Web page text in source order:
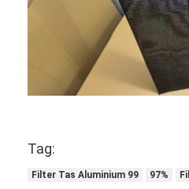
Filter Tas Aluminium
Filter Kantong Debu
Mesin Lipat Origami
Filter udara Mesin
Tag:
Filter Tas Aluminium 99 97%